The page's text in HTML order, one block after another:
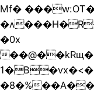
Mf�
�0x
�8�%�